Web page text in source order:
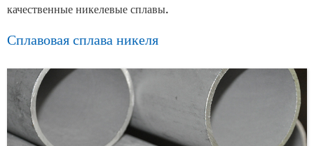
качественные никелевые сплавы.
Сплавовая сплава никеля